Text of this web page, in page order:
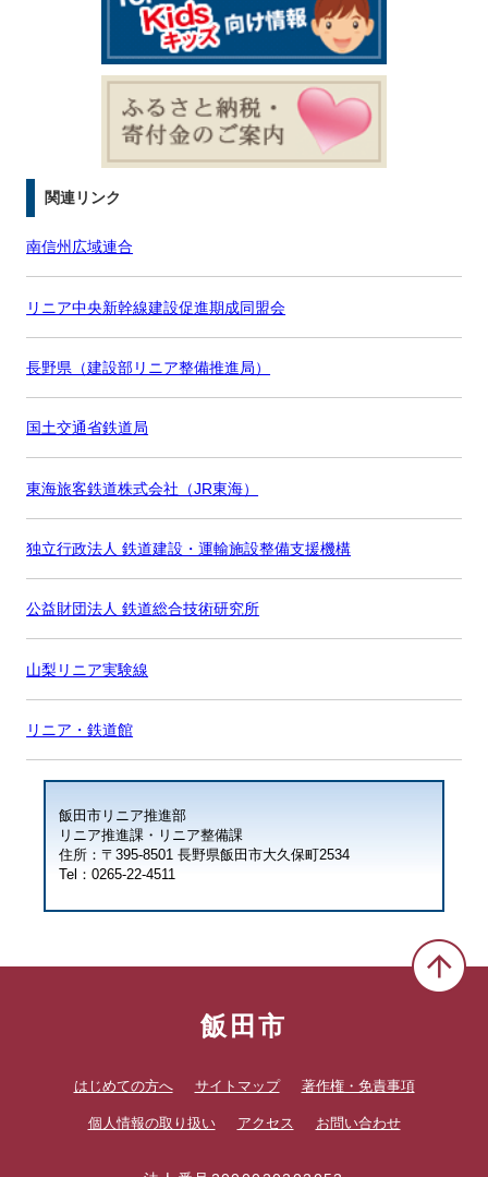
関連リンク
南信州広域連合
リニア中央新幹線建設促進期成同盟会
長野県（建設部リニア整備推進局）
国土交通省鉄道局
東海旅客鉄道株式会社（JR東海）
独立行政法人 鉄道建設・運輸施設整備支援機構
公益財団法人 鉄道総合技術研究所
山梨リニア実験線
リニア・鉄道館
飯田市リニア推進部
リニア推進課・リニア整備課
住所：〒395-8501 長野県飯田市大久保町2534
Tel：0265-22-4511
飯田市
はじめての方へ サイトマップ 著作権・免責事項
個人情報の取り扱い アクセス お問い合わせ